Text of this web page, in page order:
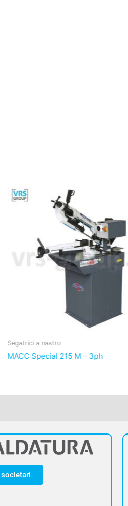
Segatrici a nastro
MACC Special 215 M – 3ph